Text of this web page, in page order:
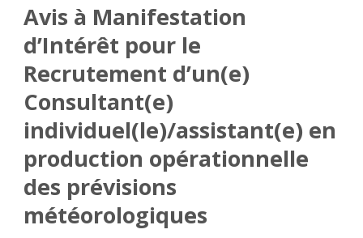
Avis à Manifestation
d’Intérêt pour le
Recrutement d’un(e)
Consultant(e)
individuel(le)/assistant(e) en
production opérationnelle
des prévisions
météorologiques